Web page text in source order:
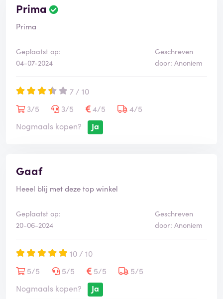
Prima
Prima
Geplaatst op:
04-07-2024
Geschreven
door: Anoniem
7 / 10
3/5
3/5 4/5
4/5
Nogmaals kopen?
Ja
Gaaf
Heeel blij met deze top winkel
Geplaatst op:
20-06-2024
Geschreven
door: Anoniem
10 / 10
5/5
5/5 5/5
5/5
Nogmaals kopen?
Ja